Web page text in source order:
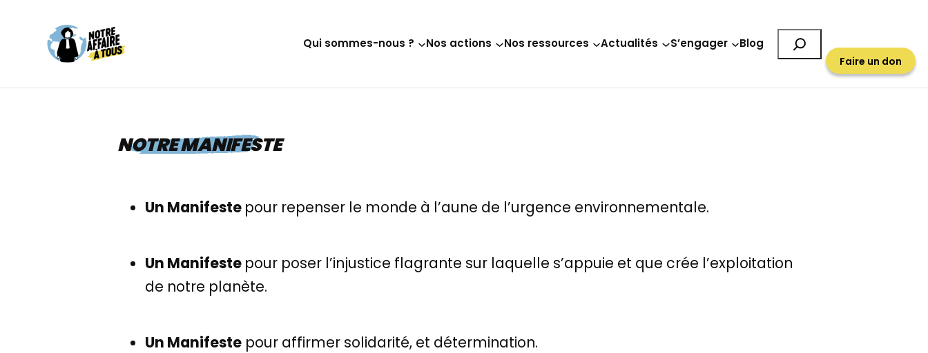
contenu
Qui sommes-nous ? Nos actions Nos ressources Actualités S’engager Blog
Faire un don
NOTRE MANIFESTE
Un Manifeste pour repenser le monde à l’aune de l’urgence environnementale.
Un Manifeste pour poser l’injustice flagrante sur laquelle s’appuie et que crée l’exploitation
de notre planète.
Un Manifeste pour affirmer solidarité, et détermination.